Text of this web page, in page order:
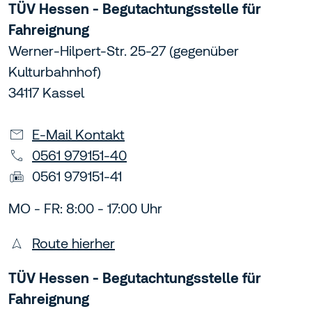
TÜV Hessen - Begutachtungsstelle für
Fahreignung
Werner-Hilpert-Str. 25-27 (gegenüber
Kulturbahnhof)
34117 Kassel
E-Mail Kontakt
0561 979151-40
0561 979151-41
MO - FR: 8:00 - 17:00 Uhr
Route hierher
TÜV Hessen - Begutachtungsstelle für
Fahreignung